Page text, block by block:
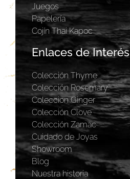
Juegos
Papelería
Cojín Thai Kapoc
Enlaces de Interés
Colección Thyme
Colección Rosemary
Coleccion Ginger
Colección Clove
Colección Zamac
Cuidado de Joyas
Showroom
Blog
Nuestra historia